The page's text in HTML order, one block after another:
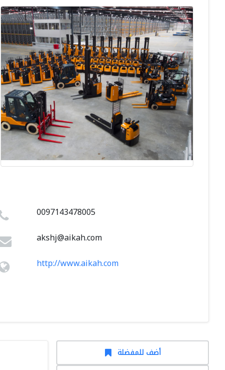
0097143478005
akshj@aikah.com
http://www.aikah.com
أضف للمفضلة